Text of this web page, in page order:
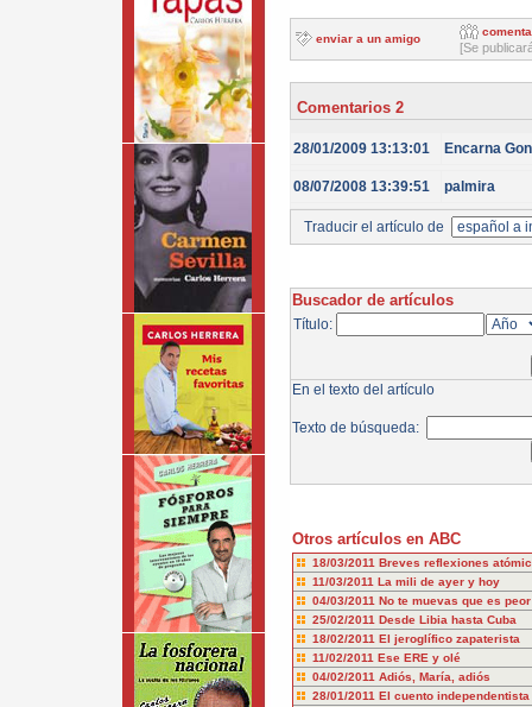
enviar a un amigo
[Se
Comentarios 2
28/01/2009 13:13:01 Encarna
08/07/2008 13:39:51 palmira
Traducir el artículo de
Buscador de artículos
Título:
En el texto del artículo
Texto de búsqueda:
Otros artículos en ABC
18/03/2011 Breves reflexiones
11/03/2011 La mili de ayer y hoy
04/03/2011 No te muevas que es peor
25/02/2011 Desde Libia hasta Cuba
18/02/2011 El jeroglífico zapaterista
11/02/2011 Ese ERE y olé
04/02/2011 Adiós, María, adiós
28/01/2011 El cuento independentista